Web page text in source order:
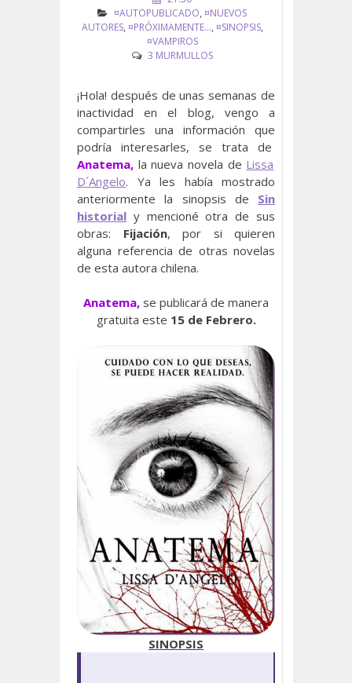
¤AUTOPUBLICADO, ¤NUEVOS
AUTORES, ¤PRÓXIMAMENTE..., ¤SINOPSIS,
¤VAMPIROS
3 MURMULLOS
¡Hola! después de unas semanas de
inactividad en el blog, vengo a
compartirles una información que
podría interesarles, se trata de
Anatema, la nueva novela de Lissa
D´Angelo. Ya les había mostrado
anteriormente la sinopsis de Sin
historial y mencioné otra de sus
obras: Fijación, por si quieren
alguna referencia de otras novelas
de esta autora chilena.
Anatema, se publicará de manera
gratuita este 15 de Febrero.
SINOPSIS